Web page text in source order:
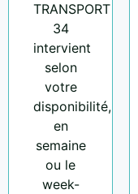
TRANSPORT
34
intervient
selon
votre
disponibilité,
en
semaine
ou le
week-